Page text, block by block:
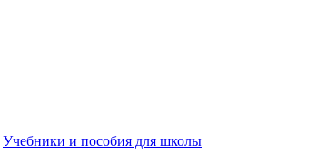
Учебники и пособия для школы